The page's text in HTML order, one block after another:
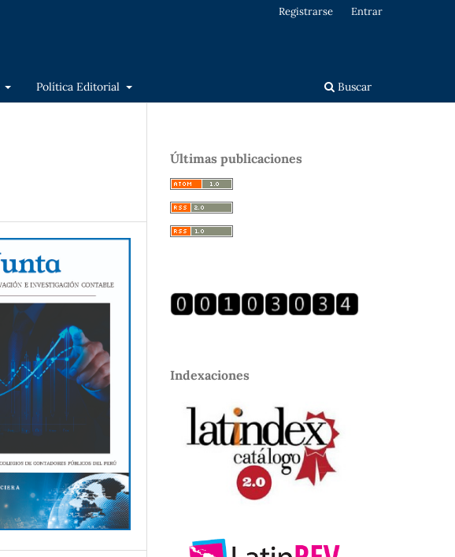
Política Editorial Buscar
Registrarse Entrar
Últimas publicaciones
Indexaciones